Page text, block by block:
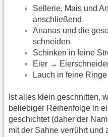
Sellerie, Mais und
anschließend
Ananas und die
schneiden
Schinken in feine
Eier →
Lauch in feine
Ist alles klein geschnitten,
beliebiger Reihenfolge in
geschichtet (daher der
mit der Sahne verrührt und